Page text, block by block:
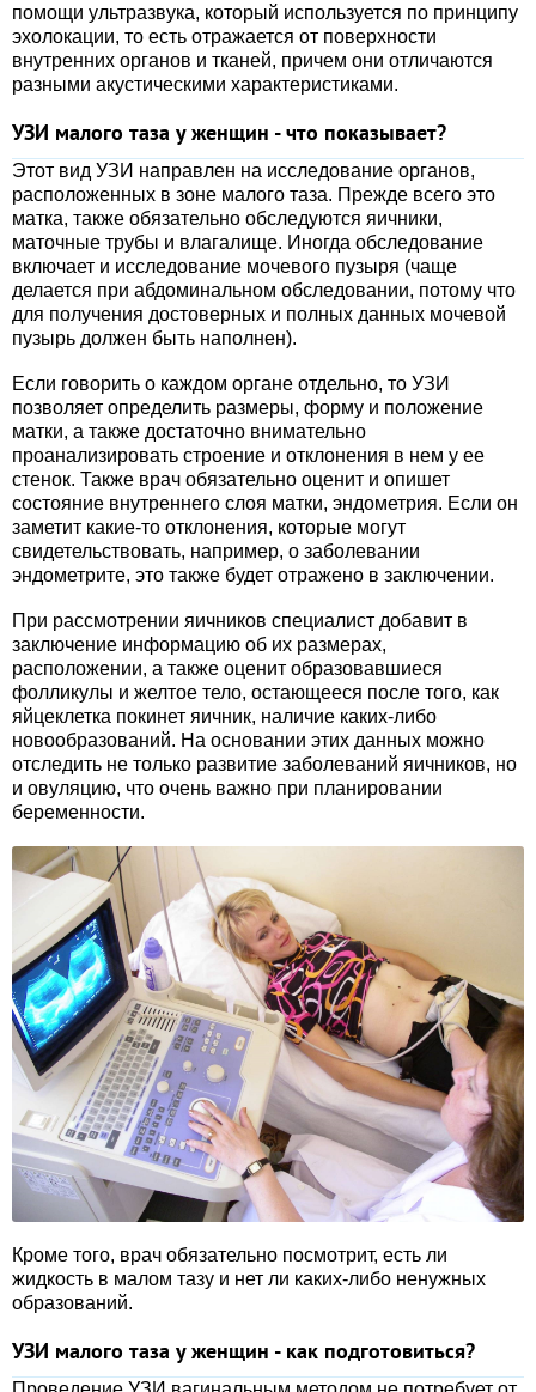
помощи ультразвука, который используется по принципу
эхолокации, то есть отражается от поверхности
внутренних органов и тканей, причем они отличаются
разными акустическими характеристиками.
УЗИ малого таза у женщин - что показывает?
Этот вид УЗИ направлен на исследование органов,
расположенных в зоне малого таза. Прежде всего это
матка, также обязательно обследуются яичники,
маточные трубы и влагалище. Иногда обследование
включает и исследование мочевого пузыря (чаще
делается при абдоминальном обследовании, потому что
для получения достоверных и полных данных мочевой
пузырь должен быть наполнен).
Если говорить о каждом органе отдельно, то УЗИ
позволяет определить размеры, форму и положение
матки, а также достаточно внимательно
проанализировать строение и отклонения в нем у ее
стенок. Также врач обязательно оценит и опишет
состояние внутреннего слоя матки, эндометрия. Если он
заметит какие-то отклонения, которые могут
свидетельствовать, например, о заболевании
эндометрите, это также будет отражено в заключении.
При рассмотрении яичников специалист добавит в
заключение информацию об их размерах,
расположении, а также оценит образовавшиеся
фолликулы и желтое тело, остающееся после того, как
яйцеклетка покинет яичник, наличие каких-либо
новообразований. На основании этих данных можно
отследить не только развитие заболеваний яичников, но
и овуляцию, что очень важно при планировании
беременности.
Кроме того, врач обязательно посмотрит, есть ли
жидкость в малом тазу и нет ли каких-либо ненужных
образований.
УЗИ малого таза у женщин - как подготовиться?